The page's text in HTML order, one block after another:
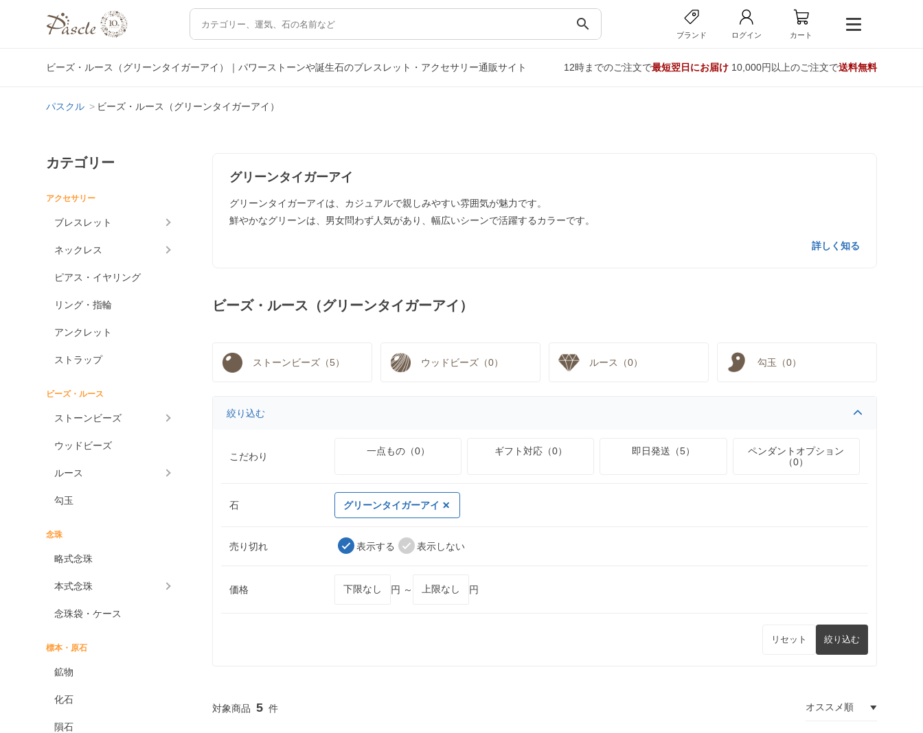
search
ブランド ログイン カート
ビーズ・ルース（グリーンタイガーアイ）｜パワーストーンや誕生石のブレスレット・アクセサリー通販サイト 12時までのご注文で最短翌日にお届け10,000円以上のご注文で送料無料
パスクル ビーズ・ルース（グリーンタイガーアイ）
カテゴリー
アクセサリー
ブレスレット
ネックレス
ピアス・イヤリング
リング・指輪
アンクレット
ストラップ
ビーズ・ルース
ストーンビーズ
ウッドビーズ
ルース
勾玉
念珠
略式念珠
本式念珠
念珠袋・ケース
標本・原石
鉱物
化石
隕石
グリーンタイガーアイ
グリーンタイガーアイは、カジュアルで親しみやすい雰囲気が魅力です。
鮮やかなグリーンは、男女問わず人気があり、幅広いシーンで活躍するカラーです。
詳しく知る
ビーズ・ルース（グリーンタイガーアイ）
ストーンビーズ（5） ウッドビーズ（0） ルース（0） 勾玉（0）
絞り込む
こだわり 一点もの（0） ギフト対応（0） 即日発送（5）
ペンダントオプション
（0）
石 グリーンタイガーアイ
売り切れ 表示する 表示しない
価格 円 ～ 円
リセット 絞り込む
5